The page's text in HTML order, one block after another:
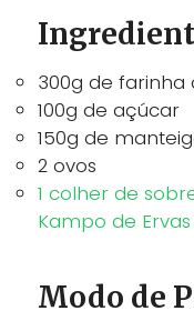
300g de farinha
100g de açúcar
150g de
2 ovos
1 colher de
Kampo de Ervas
Modo de